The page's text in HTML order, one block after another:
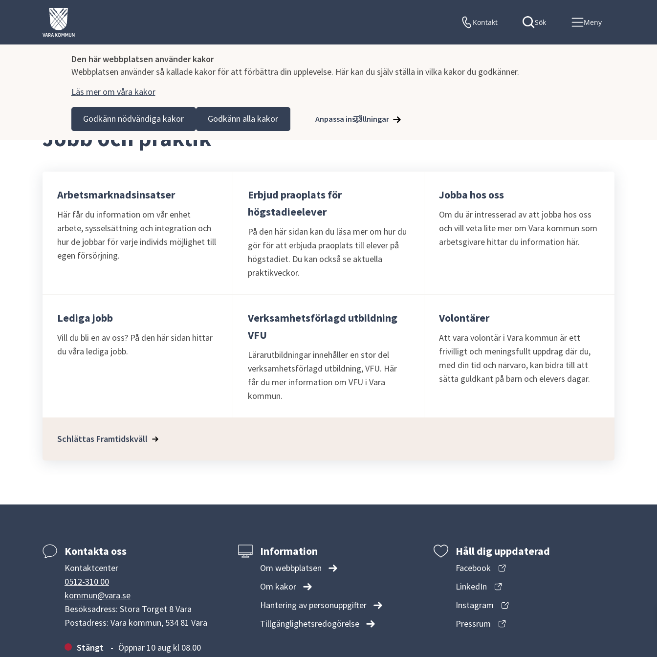
Den här webbplatsen använder kakor
Webbplatsen använder så kallade kakor för att förbättra din upplevelse. Här kan du själv ställa in vilka kakor du godkänner.
Läs mer om våra kakor
Godkänn nödvändiga kakor Godkänn alla kakor Anpassa inställningar
Kontakt Sök Meny
Vara kommun Jobb och praktik
Jobb och praktik
Arbetsmarknadsinsatser
Här får du information om vår enhet
arbete, sysselsättning och integration och
hur de jobbar för varje individs möjlighet till
egen försörjning.
Erbjud praoplats för
högstadieelever
På den här sidan kan du läsa mer om hur du
gör för att erbjuda praoplats till elever på
högstadiet. Du kan också se aktuella
praktikveckor.
Jobba hos oss
Om du är intresserad av att jobba hos oss
och vill veta lite mer om Vara kommun som
arbetsgivare hittar du information här.
Lediga jobb
Vill du bli en av oss? På den här sidan hittar
du våra lediga jobb.
Verksamhetsförlagd utbildning
VFU
Lärarutbildningar innehåller en stor del
verksamhetsförlagd utbildning, VFU. Här
får du mer information om VFU i Vara
kommun.
Volontärer
Att vara volontär i Vara kommun är ett
frivilligt och meningsfullt uppdrag där du,
med din tid och närvaro, kan bidra till att
sätta guldkant på barn och elevers dagar.
Schlättas Framtidskväll
Kontakta oss
Kontaktcenter
0512-310 00
kommun@vara.se
Besöksadress: Stora Torget 8 Vara
Postadress: Vara kommun, 534 81 Vara
Stängt Öppnar 10 aug kl 08.00
Information
Om webbplatsen
Om kakor
Hantering av personuppgifter
Tillgänglighetsredogörelse
Håll dig uppdaterad
Facebook
LinkedIn
Instagram
Pressrum